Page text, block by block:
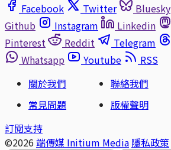
Facebook
Twitter Bluesky
Github
Instagram Linkedin
Pinterest
Reddit Telegram
Whatsapp
Youtube
RSS
關於我們
聯絡我們
常見問題
版權聲明
訂閱支持
©2026 端傳媒 Initium Media 隱私政策